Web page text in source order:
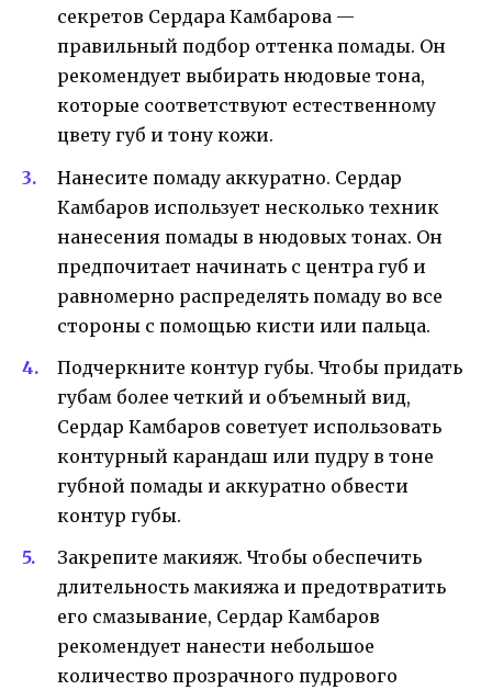
секретов Сердара Камбарова —
правильный подбор оттенка помады. Он
рекомендует выбирать нюдовые тона,
которые соответствуют естественному
цвету губ и тону кожи.
Нанесите помаду аккуратно. Сердар
Камбаров использует несколько техник
нанесения помады в нюдовых тонах. Он
предпочитает начинать с центра губ и
равномерно распределять помаду во все
стороны с помощью кисти или пальца.
Подчеркните контур губы. Чтобы придать
губам более четкий и объемный вид,
Сердар Камбаров советует использовать
контурный карандаш или пудру в тоне
губной помады и аккуратно обвести
контур губы.
Закрепите макияж. Чтобы обеспечить
длительность макияжа и предотвратить
его смазывание, Сердар Камбаров
рекомендует нанести небольшое
количество прозрачного пудрового